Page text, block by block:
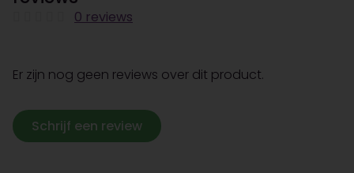
0 reviews
Er zijn nog geen reviews over dit product.
Schrijf een review